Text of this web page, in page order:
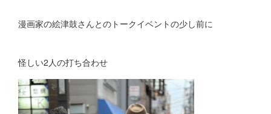
漫画家の絵津鼓さんとのトークイベントの少し前に
怪しい2人の打ち合わせ